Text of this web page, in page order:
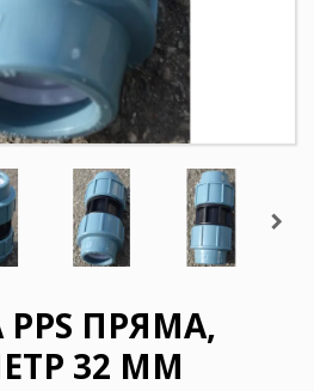
ПРЯМА,
32 ММ